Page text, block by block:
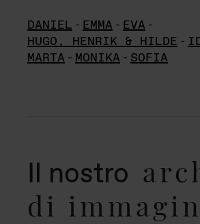
DANIEL - EMMA - EVA -
HUGO, HENRIK & HILDE -
MARTA - MONIKA - SOFIA
Il nostro
di